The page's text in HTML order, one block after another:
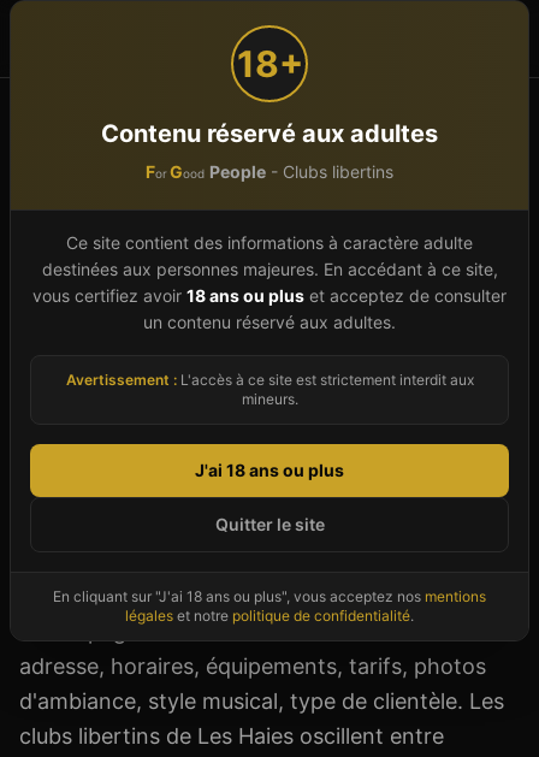
18+
Contenu réservé aux adultes
ForGood People - Clubs libertins
Ce site contient des informations à caractère adulte
destinées aux personnes majeures. En accédant à ce site,
vous certifiez avoir 18 ans ou plus et acceptez de consulter
un contenu réservé aux adultes.
Avertissement :L'accès à ce site est strictement interdit aux
mineurs.
J'ai 18 ans ou plus
Quitter le site
En cliquant sur "J'ai 18 ans ou plus", vous acceptez nos mentions
légales et notre politique de confidentialité.
Accueil Auvergne-Rhône-Alpes
Rhône (69)
Club libertin àLes
Haies (69)
Le club libertin à Les Haies et plus largement
Rhône-Alpes) fait partie du patrimoine festif
établissement dans la ville, tous sélectionnés
pour leur qualité et leur discrétion. Que votre
motivation soit la découverte de l'échangisme,
curiosité du lifestyle, cette page vous
accompagne avec des informations actualisées :
adresse, horaires, équipements, tarifs, photos
d'ambiance, style musical, type de clientèle. Les
clubs libertins de Les Haies oscillent entre